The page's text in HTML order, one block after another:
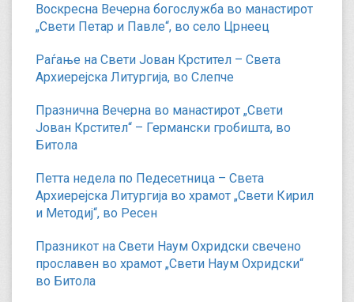
Воскресна Вечерна богослужба во манастирот
„Свети Петар и Павле“, во село Црнеец
Раѓање на Свети Јован Крстител – Света
Архиерејска Литургија, во Слепче
Празнична Вечерна во манастирот „Свети
Јован Крстител“ – Германски гробишта, во
Битола
Петта недела по Педесетница – Света
Архиерејска Литургија во храмот „Свети Кирил
и Методиј“, во Ресен
Празникот на Свети Наум Охридски свечено
прославен во храмот „Свети Наум Охридски“
во Битола